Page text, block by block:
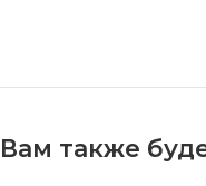
Вам также